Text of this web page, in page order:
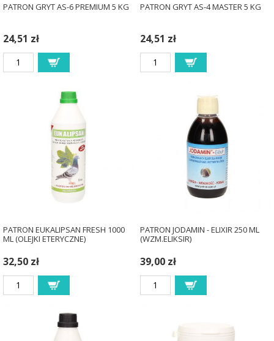
PATRON GRYT AS-6 PREMIUM 5 KG
24,51 zł
PATRON GRYT AS-4 MASTER 5 KG
24,51 zł
PATRON EUKALIPSAN FRESH 1000
ML (OLEJKI ETERYCZNE)
32,50 zł
PATRON JODAMIN - ELIXIR 250 ML
(WZM.ELIKSIR)
39,00 zł